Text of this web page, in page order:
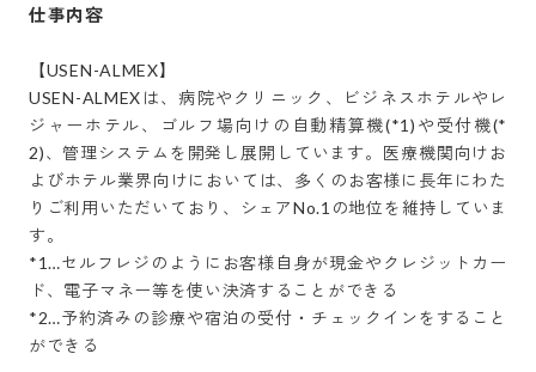
仕事内容
【USEN-ALMEX】
USEN-ALMEXは、病院やクリニック、ビジネスホテルやレ
ジャーホテル、ゴルフ場向けの自動精算機(*1)や受付機(*
2)、管理システムを開発し展開しています。医療機関向けお
よびホテル業界向けにおいては、多くのお客様に長年にわた
りご利用いただいており、シェアNo.1の地位を維持していま
す。
*1…セルフレジのようにお客様自身が現金やクレジットカー
ド、電子マネー等を使い決済することができる
*2…予約済みの診療や宿泊の受付・チェックインをすること
ができる